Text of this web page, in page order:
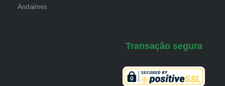
Andaimes
Transação segura